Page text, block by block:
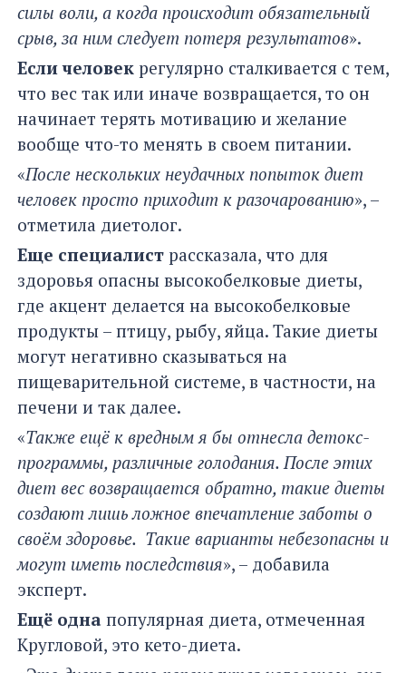
силы воли, а когда происходит обязательный
срыв, за ним следует потеря результатов».
Если человек регулярно сталкивается с тем,
что вес так или иначе возвращается, то он
начинает терять мотивацию и желание
вообще что-то менять в своем питании.
«После нескольких неудачных попыток диет
человек просто приходит к разочарованию», –
отметила диетолог.
Еще специалист рассказала, что для
здоровья опасны высокобелковые диеты,
где акцент делается на высокобелковые
продукты – птицу, рыбу, яйца. Такие диеты
могут негативно сказываться на
пищеварительной системе, в частности, на
печени и так далее.
«Также ещё к вредным я бы отнесла детокс-
программы, различные голодания. После этих
диет вес возвращается обратно, такие диеты
создают лишь ложное впечатление заботы о
своём здоровье. Такие варианты небезопасны и
могут иметь последствия», – добавила
эксперт.
Ещё одна популярная диета, отмеченная
Кругловой, это кето-диета.